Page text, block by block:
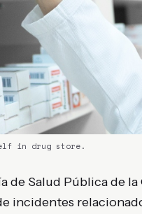
in drug store.
de Salud Pública de
incidentes